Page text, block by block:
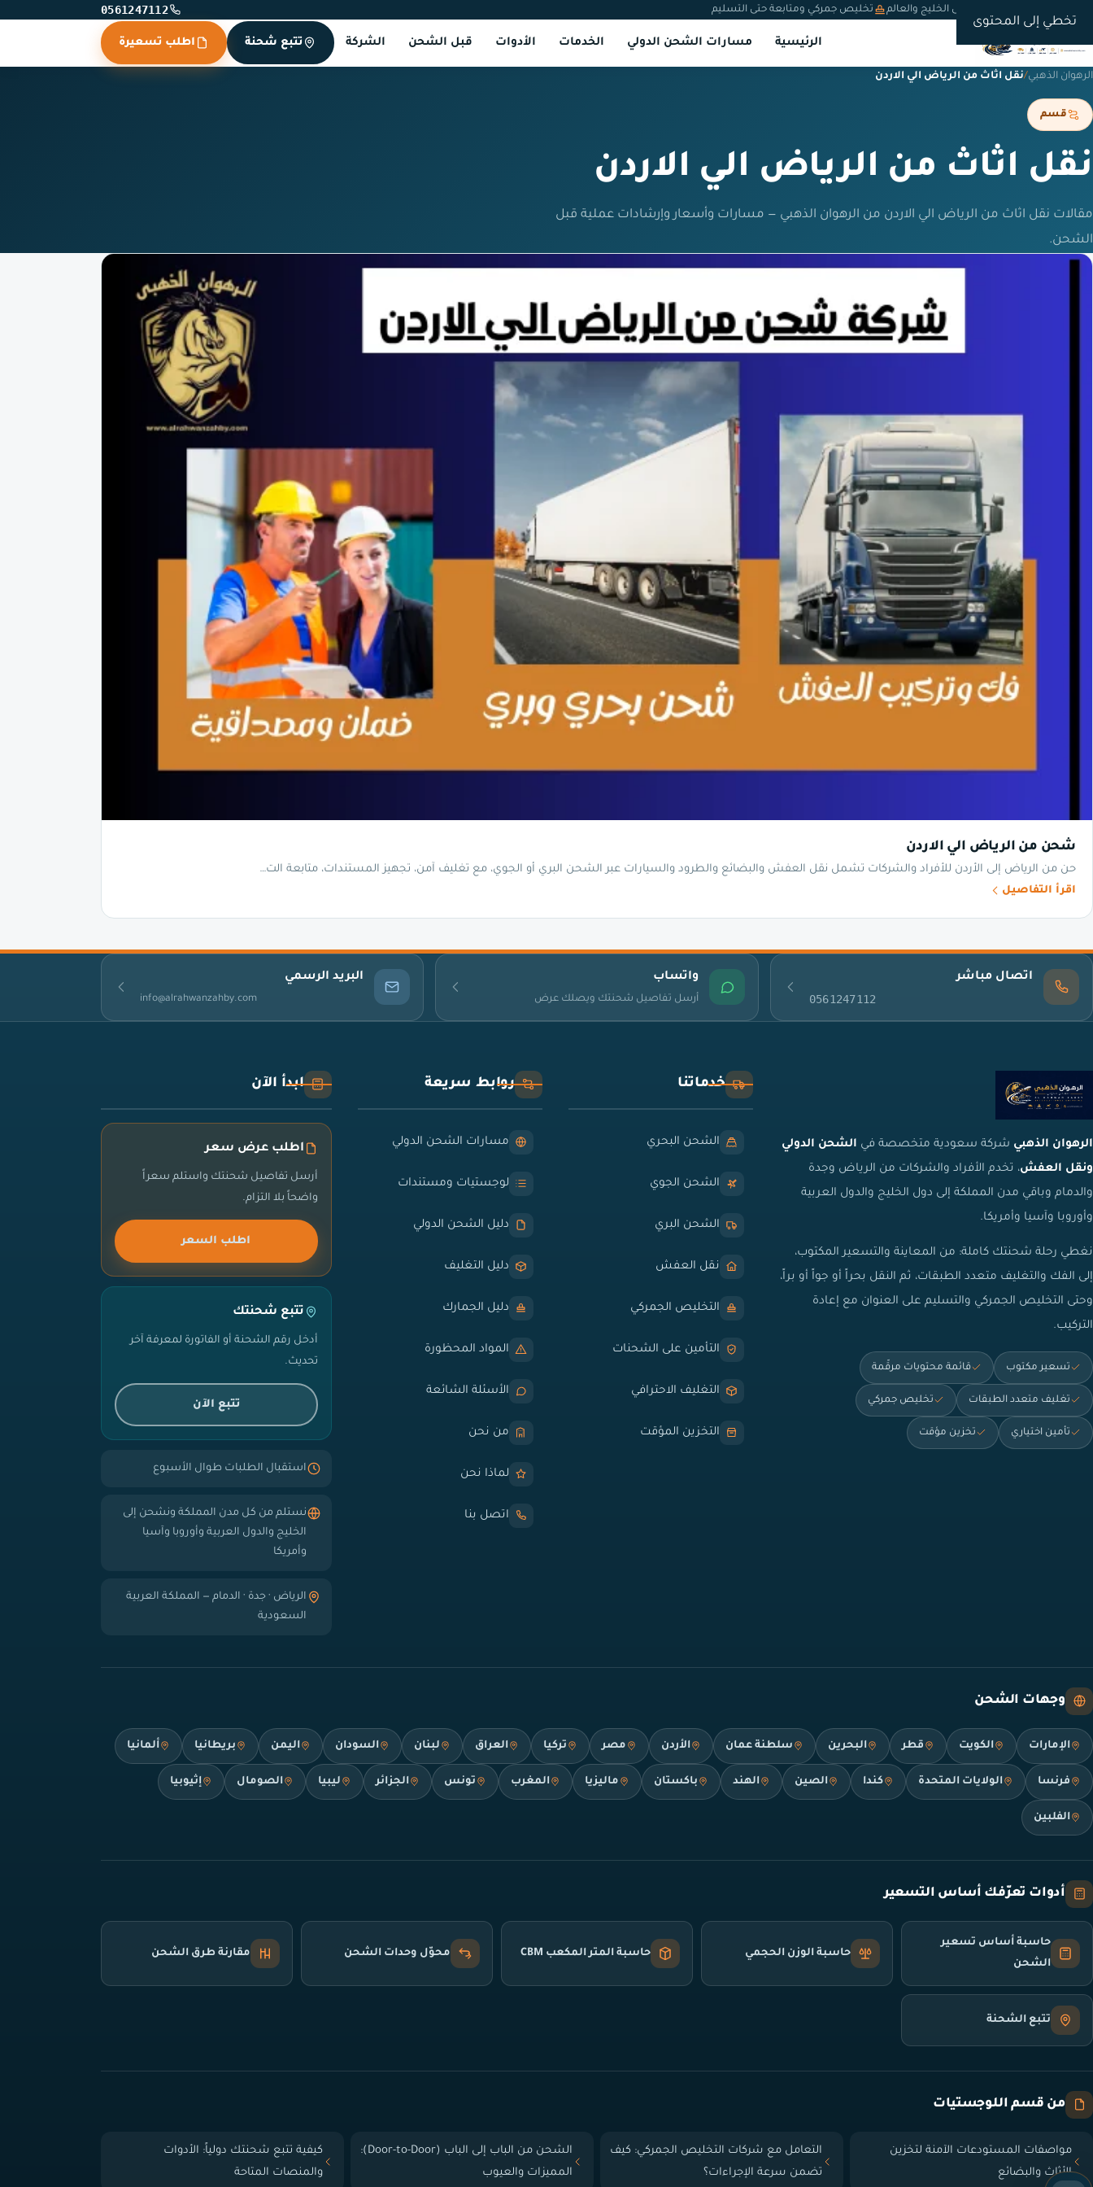
تخطي إلى المحتوى
شحن دولي من السعودية إلى الخليج والعالم تخليص جمركي ومتابعة حتى التسليم 0561247112
الرئيسية مسارات الشحن الدولي الخدمات الأدوات قبل الشحن الشركة تتبع شحنة اطلب تسعيرة
الرهوان الذهبي/نقل اثاث من الرياض الي الاردن
قسم
نقل اثاث من الرياض الي الاردن
مقالات نقل اثاث من الرياض الي الاردن من الرهوان الذهبي — مسارات وأسعار وإرشادات عملية قبل
الشحن.
شحن من الرياض الي الاردن
حن من الرياض إلى الأردن للأفراد والشركات تشمل نقل العفش والبضائع والطرود والسيارات عبر الشحن البري أو الجوي، مع تغليف آمن، تجهيز المستندات، متابعة الت…
اقرأ التفاصيل
اتصال مباشر
0561247112
واتساب
أرسل تفاصيل شحنتك ويصلك عرض
البريد الرسمي
info@alrahwanzahby.com
الرهوان الذهبي شركة سعودية متخصصة في الشحن الدولي
ونقل العفش، تخدم الأفراد والشركات من الرياض وجدة
والدمام وباقي مدن المملكة إلى دول الخليج والدول العربية
وأوروبا وآسيا وأمريكا.
نغطي رحلة شحنتك كاملة: من المعاينة والتسعير المكتوب،
إلى الفك والتغليف متعدد الطبقات، ثم النقل بحراً أو جواً أو براً،
وحتى التخليص الجمركي والتسليم على العنوان مع إعادة
التركيب.
تسعير مكتوب قائمة محتويات مرقّمة
تغليف متعدد الطبقات تخليص جمركي
تأمين اختياري تخزين مؤقت
خدماتنا
الشحن البحري
الشحن الجوي
الشحن البري
نقل العفش
التخليص الجمركي
التأمين على الشحنات
التغليف الاحترافي
التخزين المؤقت
روابط سريعة
مسارات الشحن الدولي
لوجستيات ومستندات
دليل الشحن الدولي
دليل التغليف
دليل الجمارك
المواد المحظورة
الأسئلة الشائعة
من نحن
لماذا نحن
اتصل بنا
ابدأ الآن
اطلب عرض سعر
أرسل تفاصيل شحنتك واستلم سعراً
واضحاً بلا التزام.
اطلب السعر
تتبع شحنتك
أدخل رقم الشحنة أو الفاتورة لمعرفة آخر
تحديث.
تتبع الآن
استقبال الطلبات طوال الأسبوع
نستلم من كل مدن المملكة ونشحن إلى
الخليج والدول العربية وأوروبا وآسيا
وأمريكا
الرياض · جدة · الدمام — المملكة العربية
السعودية
وجهات الشحن
الإمارات الكويت قطر البحرين سلطنة عمان الأردن مصر تركيا العراق لبنان السودان اليمن بريطانيا ألمانيا
فرنسا الولايات المتحدة كندا الصين الهند باكستان ماليزيا المغرب تونس الجزائر ليبيا الصومال إثيوبيا
الفلبين
أدوات تعرّفك أساس التسعير
حاسبة أساس تسعير
الشحن
حاسبة الوزن الحجمي حاسبة المتر المكعب CBM محوّل وحدات الشحن مقارنة طرق الشحن
تتبع الشحنة
من قسم اللوجستيات
مواصفات المستودعات الآمنة لتخزين
الأثاث والبضائع
التعامل مع شركات التخليص الجمركي: كيف
تضمن سرعة الإجراءات؟
الشحن من الباب إلى الباب (Door-to-Door):
المميزات والعيوب
كيفية تتبع شحنتك دولياً: الأدوات
والمنصات المتاحة